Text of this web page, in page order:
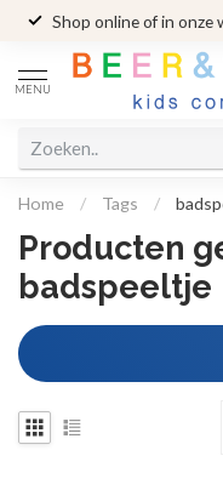
Shop online of in onze
MENU
Home / Tags /
Producten
badspeeltje